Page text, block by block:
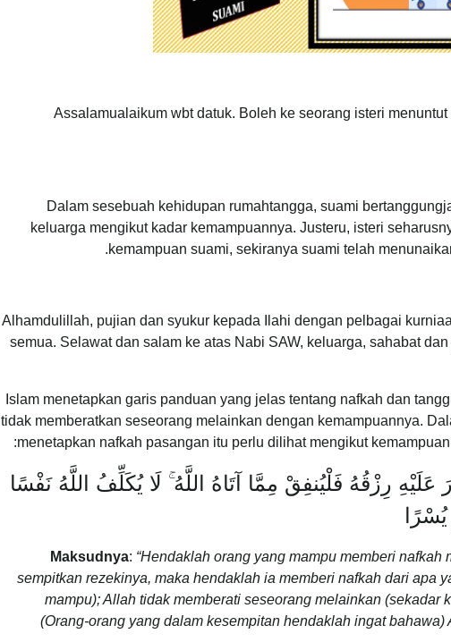
Assalamualaikum wbt datuk. Boleh ke seorang isteri
Dalam sesebuah kehidupan rumahtangga, suami
keluarga mengikut kadar kemampuannya. Justeru, isteri
kemampuan suami, sekiranya suami telah
Alhamdulillah, pujian dan syukur kepada Ilahi dengan pelbagai
semua. Selawat dan salam ke atas Nabi SAW, keluarga, sahabat
Islam menetapkan garis panduan yang jelas tentang nafkah dan
tidak memberatkan seseorang melainkan dengan kemampuannya.
menetapkan nafkah pasangan itu perlu dilihat mengikut
رِزْقُهُ فَلْيُنفِقْ مِمَّا آتَاهُ اللَّهُ ۚ لَا يُكَلِّفُ اللَّهُ نَفْسًا
Maksudnya: “Hendaklah orang yang mampu memberi
sempitkan rezekinya, maka hendaklah ia memberi nafkah dari apa
mampu); Allah tidak memberati seseorang melainkan (sekadar
(Orang-orang yang dalam kesempitan hendaklah ingat